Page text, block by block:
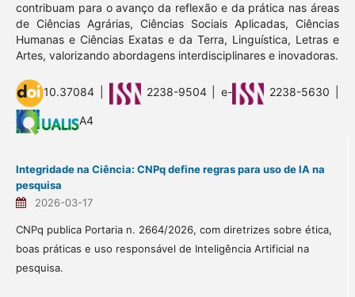
contribuam para o avanço da reflexão e da prática nas áreas
de Ciências Agrárias, Ciências Sociais Aplicadas, Ciências
Humanas e Ciências Exatas e da Terra, Linguística, Letras e
Artes, valorizando abordagens interdisciplinares e inovadoras.
10.37084 | 2238-9504 | e- 2238-5630 |
A4
Integridade na Ciência: CNPq define regras para uso de IA na
pesquisa
2026-03-17
CNPq publica Portaria n. 2664/2026, com diretrizes sobre ética,
boas práticas e uso responsável de Inteligência Artificial na
pesquisa.